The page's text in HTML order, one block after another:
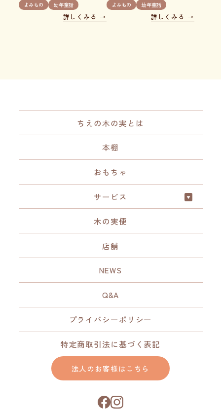
よみもの 幼年童話
詳しくみる
よみもの 幼年童話
詳しくみる
法人のお客様はこちら
ちえの木の実とは
本棚
おもちゃ
サービス
木の実便
店舗
NEWS
Q&A
プライバシーポリシー
特定商取引法に基づく表記